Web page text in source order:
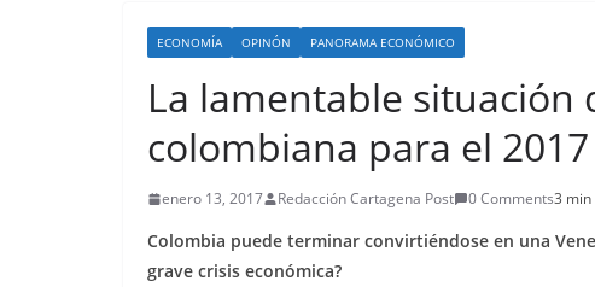
ECONOMÍA OPINÓN PANORAMA ECONÓMICO
La lamentable situación
colombiana para el 2017
enero 13, 2017 Redacción Cartagena Post 0 Comments3
Colombia puede terminar convirtiéndose en una
grave crisis económica?